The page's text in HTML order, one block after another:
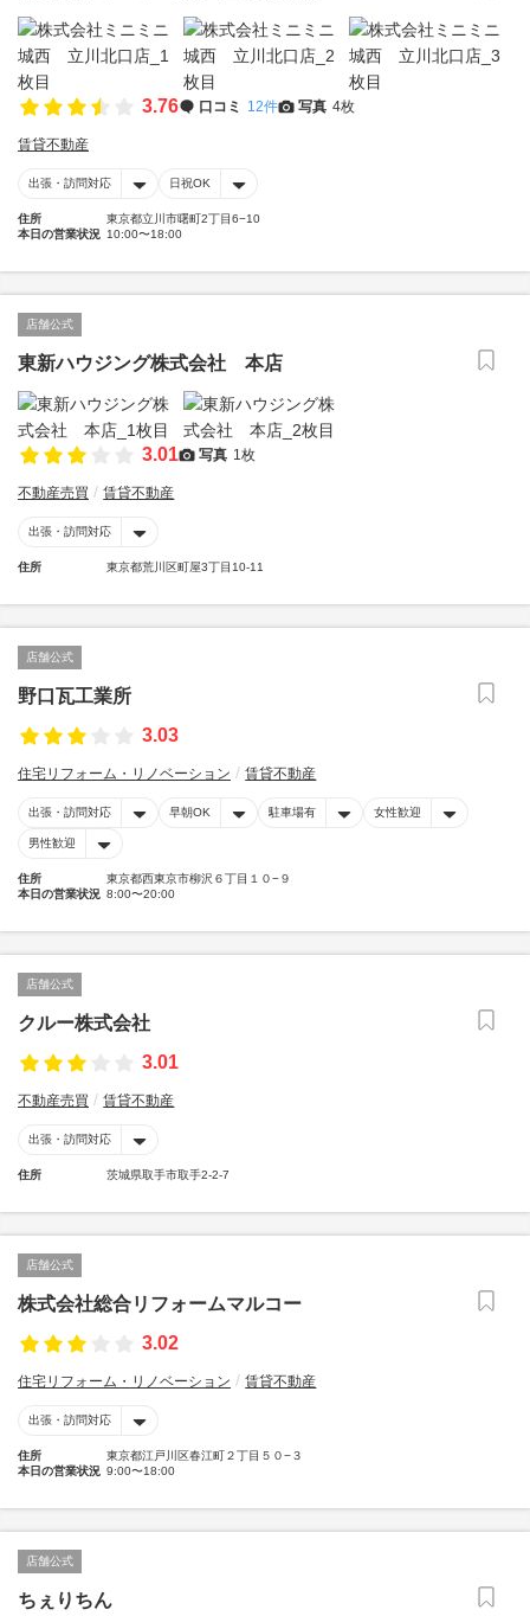
3.76 口コミ 12件 写真 4枚
賃貸不動産
出張・訪問対応 日祝OK
住所
東京都立川市曙町2丁目6−10
本日の営業状況 10:00〜18:00
店舗公式
東新ハウジング株式会社 本店
3.01 写真 1枚
不動産売買 賃貸不動産
出張・訪問対応
住所 東京都荒川区町屋3丁目10-11
店舗公式
野口瓦工業所
3.03
住宅リフォーム・リノベーション 賃貸不動産
出張・訪問対応 早朝OK 駐車場有 女性歓迎
男性歓迎
住所
東京都西東京市柳沢６丁目１０−９
本日の営業状況 8:00〜20:00
店舗公式
クルー株式会社
3.01
不動産売買 賃貸不動産
出張・訪問対応
住所 茨城県取手市取手2-2-7
店舗公式
株式会社総合リフォームマルコー
3.02
住宅リフォーム・リノベーション 賃貸不動産
出張・訪問対応
住所
東京都江戸川区春江町２丁目５０−３
本日の営業状況 9:00〜18:00
店舗公式
ちぇりちん